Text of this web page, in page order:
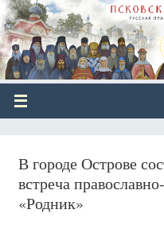
В городе Острове
встреча
«Родник»